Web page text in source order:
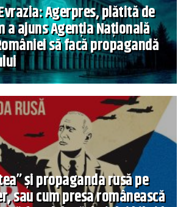
Agerpres, plătită de
a ajuns Agenția Națională
să facă propagandă
și propaganda rusă pe
sau cum presa românească